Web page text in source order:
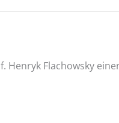
Henryk Flachowsky